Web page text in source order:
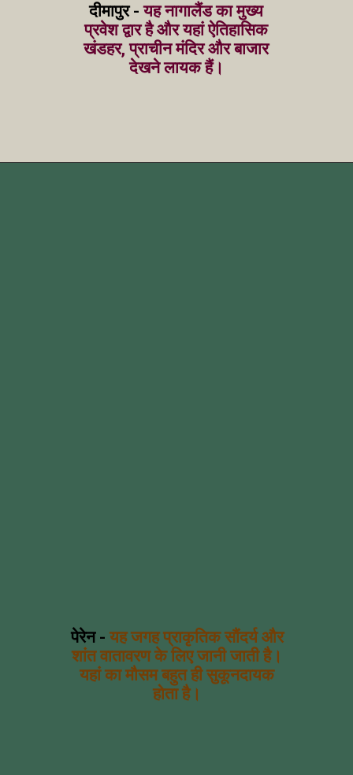
दीमापुर -यह नागालैंड का मुख्य
प्रवेश द्वार है और यहां ऐतिहासिक
खंडहर, प्राचीन मंदिर और बाजार
देखने लायक हैं।
पेरेन - यह जगह प्राकृतिक सौंदर्य और
शांत वातावरण के लिए जानी जाती है।
यहां का मौसम बहुत ही सुकूनदायक
होता है।